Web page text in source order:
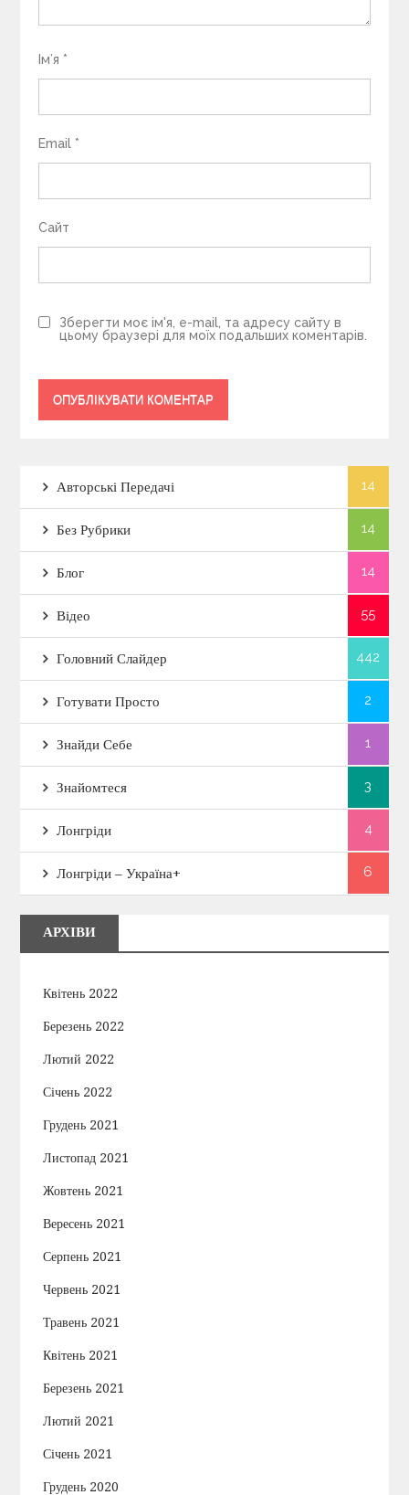
Ім’я *
Email *
Сайт
Зберегти моє ім'я, e-mail, та адресу сайту в
цьому браузері для моїх подальших коментарів.
Авторські Передачі 14
Без Рубрики 14
Блог 14
Відео 55
Головний Слайдер 442
Готувати Просто 2
Знайди Себе 1
Знайомтеся 3
Лонгріди 4
Лонгріди – Україна+ 6
АРХІВИ
Квітень 2022
Березень 2022
Лютий 2022
Січень 2022
Грудень 2021
Листопад 2021
Жовтень 2021
Вересень 2021
Серпень 2021
Червень 2021
Травень 2021
Квітень 2021
Березень 2021
Лютий 2021
Січень 2021
Грудень 2020